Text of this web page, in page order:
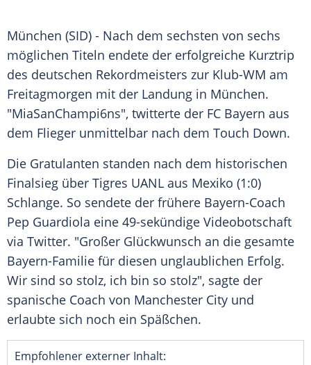
München (SID) - Nach dem sechsten von sechs
möglichen Titeln endete der erfolgreiche Kurztrip
des deutschen Rekordmeisters zur Klub-WM am
Freitagmorgen mit der Landung in München.
"MiaSanChampi6ns", twitterte der FC Bayern aus
dem Flieger unmittelbar nach dem Touch Down.
Die Gratulanten standen nach dem historischen
Finalsieg über Tigres UANL aus Mexiko (1:0)
Schlange. So sendete der frühere Bayern-Coach
Pep Guardiola eine 49-sekündige Videobotschaft
via Twitter. "Großer Glückwunsch an die gesamte
Bayern-Familie für diesen unglaublichen Erfolg.
Wir sind so stolz, ich bin so stolz", sagte der
spanische Coach von Manchester City und
erlaubte sich noch ein Späßchen.
Empfohlener externer Inhalt: